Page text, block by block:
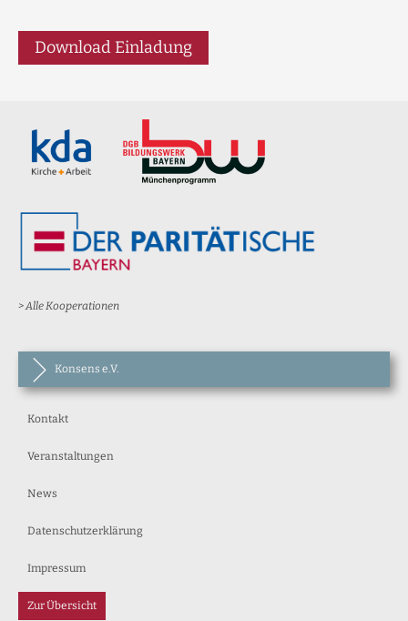
Download Einladung
> Alle Kooperationen
Konsens e.V.
Kontakt
Veranstaltungen
News
Datenschutzerklärung
Impressum
Zur Übersicht